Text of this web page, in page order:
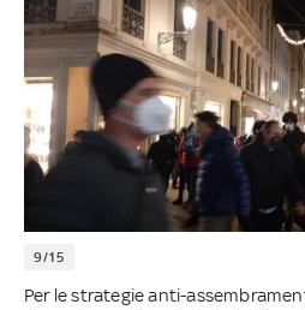
9/15
Per le strategie anti-